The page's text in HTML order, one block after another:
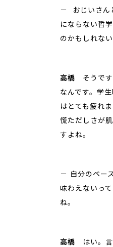
－ おじいさん
にならない哲
のかもしれない
高橋 そうで
なんです。学
はとても疲れ
慌ただしさが
すよね。
－ 自分のペー
味わえないっ
ね。
高橋 はい。